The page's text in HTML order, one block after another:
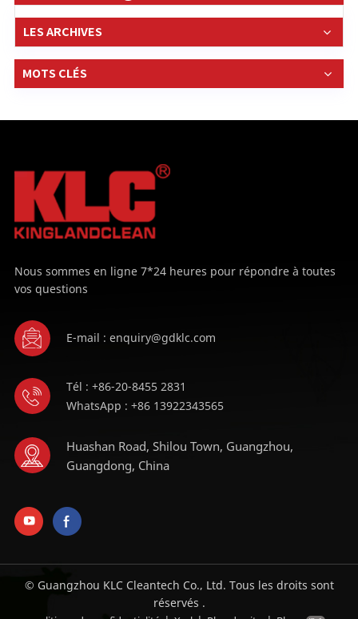
LES ARCHIVES
MOTS CLÉS
Nous sommes en ligne 7*24 heures pour répondre à toutes
vos questions
E-mail : enquiry@gdklc.com
Tél : +86-20-8455 2831
WhatsApp : +86 13922343565
Huashan Road, Shilou Town, Guangzhou,
Guangdong, China
© Guangzhou KLC Cleantech Co., Ltd. Tous les droits sont
réservés .